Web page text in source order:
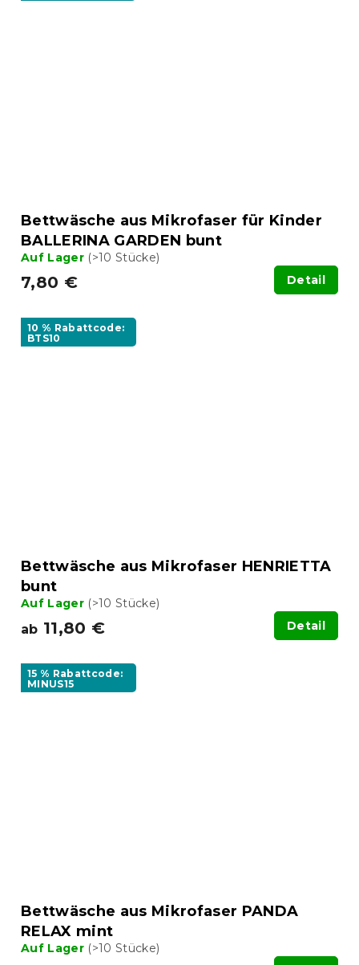
Bettwäsche aus Mikrofaser für Kinder
BALLERINA GARDEN bunt
Auf Lager (>10 Stücke)
7,80 € Detail
10 % Rabattcode:
BTS10
Bettwäsche aus Mikrofaser HENRIETTA
bunt
Auf Lager (>10 Stücke)
ab 11,80 € Detail
15 % Rabattcode:
MINUS15
Bettwäsche aus Mikrofaser PANDA
RELAX mint
Auf Lager (>10 Stücke)